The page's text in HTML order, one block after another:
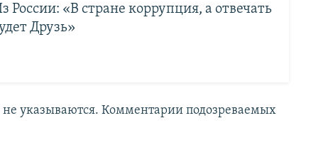
России: «В стране коррупция, а отвечать
Друзь»
указываются. Комментарии подозреваемых